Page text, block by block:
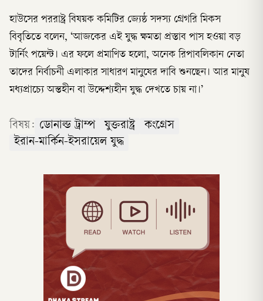
হাউসের পররাষ্ট্র বিষয়ক কমিটির জ্যেষ্ঠ সদস্য গ্রেগরি মিকস
বিবৃতিতে বলেন, ‘আজকের এই যুদ্ধ ক্ষমতা প্রস্তাব পাস হওয়া বড়
টার্নিং পয়েন্ট। এর ফলে প্রমাণিত হলো, অনেক রিপাবলিকান নেতা
তাদের নির্বাচনী এলাকার সাধারণ মানুষের দাবি শুনছেন। আর মানুষ
মধ্যপ্রাচ্যে অন্তহীন বা উদ্দেশ্যহীন যুদ্ধ দেখতে চায় না।’
বিষয়: ডোনাল্ড ট্রাম্প যুক্তরাষ্ট্র
কংগ্রেস
ইরান-মার্কিন-ইসরায়েল যুদ্ধ